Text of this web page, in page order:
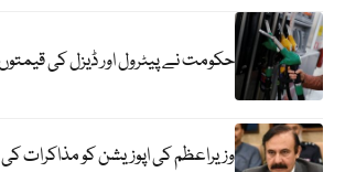
حکومت نے پیٹرول اور ڈیزل کی
وزیراعظم کی اپوزیشن کو مذاکرات